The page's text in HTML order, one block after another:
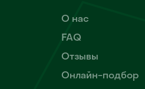
О нас
FAQ
Отзывы
Онлайн-подбор